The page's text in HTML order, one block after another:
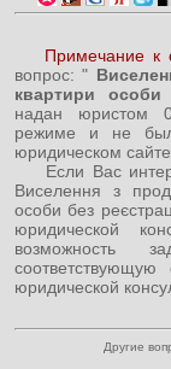
Примечание к
вопрос: "
квартири
надан юристом
режиме и не
юридическом
Если Вас
Виселення з
особи без
юридической
возможность
юридической
Другие